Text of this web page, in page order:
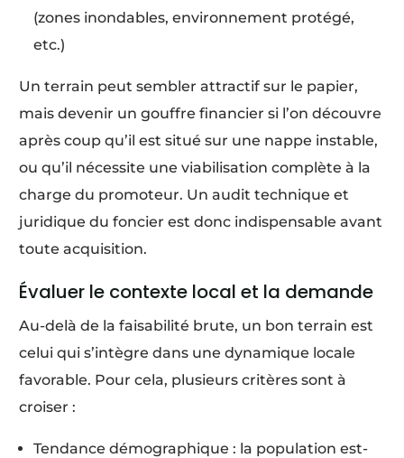
(zones inondables, environnement protégé,
etc.)
Un terrain peut sembler attractif sur le papier,
mais devenir un gouffre financier si l’on découvre
après coup qu’il est situé sur une nappe instable,
ou qu’il nécessite une viabilisation complète à la
charge du promoteur. Un audit technique et
juridique du foncier est donc indispensable avant
toute acquisition.
Évaluer le contexte local et la demande
Au-delà de la faisabilité brute, un bon terrain est
celui qui s’intègre dans une dynamique locale
favorable. Pour cela, plusieurs critères sont à
croiser :
Tendance démographique : la population est-